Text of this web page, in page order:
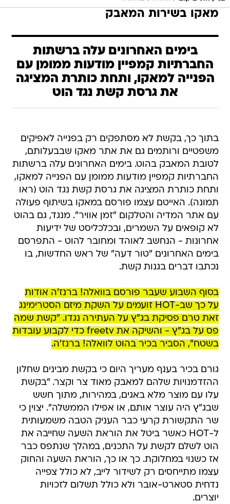
מאקו בשירות המאבק
בימים האחרונים עלה ברשתות
החברתיות קמפיין מודעות ממומן עם
הפנייה למאקו, ותחת כותרת המציגה
את גרסת קשת נגד הוט
בתוך כך, בקשת לא מסתפקים רק בפנייה לאפיקים
משפטיים ורותמים גם את אתר מאקו שבבעלותם,
לטובת המאבק בהוט. בימים האחרונים עלה ברשתות
החברתיות קמפיין מודעות ממומן עם הפנייה למאקו,
ותחת כותרת המציגה את גרסת קשת נגד הוט (ראו
תמונה). האייטם עצמו פורסם במאקו בשיתוף פעולה
עם אתר המדיה והטלקום "זמן אוויר". מנגד, גם בהוט
לא קופאים על השמרים, ובכלכליסט של ידיעות
אחרונות - הנחשב לאוהד ומחובר להוט - התפרסם
בימים האחרונים "טור דעה" של ראש החדשות, בו
נכתבו דברים בגנות קשת.
בסוף השבוע שעבר פורסם בוואלה! ברנז'ה אודות
על כך שב-HOT זועמים על השקת מיזם הסטרימינג
זאת טרם פסיקת בג"ץ על העתירה נגדו. "קשת שמה
פס על בג"ץ - והשיקה את freetv כדי לקבוע עובדות
בשטח", הסביר בכיר בהוט לוואלה! ברנז'ה.
גורם בכיר בענף מעריך היום כי בקשת מבינים שחלון
ההזדמנויות שלהם למאבק מאוד צר וקצר. "בקשת
עלו עם מוצר מלא באגים, במהירות, מתוך חשש
שבג"ץ היה עוצר אותם, או אפילו הממשלה". יצוין כי
שר התקשורת קרעי כבר העניק הטבה משמעותית
ל-HOT כאשר ביטל את הוראת השעה שחייבה את
הוט לשלם לקשת על התכנים, במהלך שנתפס כבר
אז כשנוי במחלוקת. כך או כך, הוראת השעה והחוק
עצמו מתייחסים רק לשידור לייב, לא כולל צפייה
נדחית סטארט-אובר ולא כולל תשלום לזכויות
יוצרים.